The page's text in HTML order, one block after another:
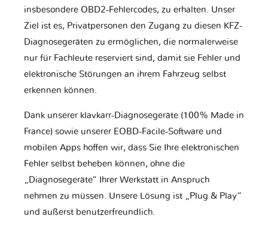
insbesondere OBD2-Fehlercodes, zu erhalten. Unser
Ziel ist es, Privatpersonen den Zugang zu diesen KFZ-
Diagnosegeräten zu ermöglichen, die normalerweise
nur für Fachleute reserviert sind, damit sie Fehler und
elektronische Störungen an ihrem Fahrzeug selbst
erkennen können.
Dank unserer klavkarr-Diagnosegeräte (100% Made in
France) sowie unserer EOBD-Facile-Software und
mobilen Apps hoffen wir, dass Sie Ihre elektronischen
Fehler selbst beheben können, ohne die
„Diagnosegeräte“ Ihrer Werkstatt in Anspruch
nehmen zu müssen. Unsere Lösung ist „Plug & Play“
und äußerst benutzerfreundlich.